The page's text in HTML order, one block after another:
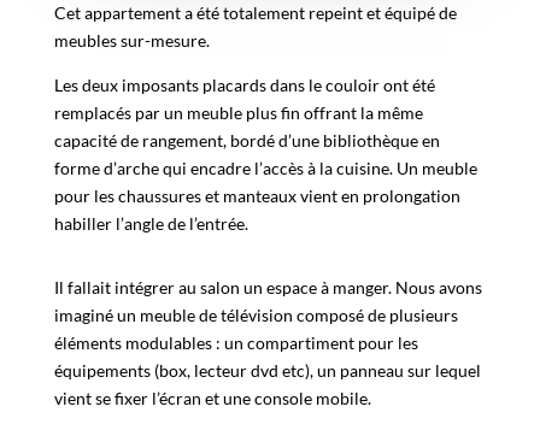
Cet appartement a été totalement repeint et équipé de
meubles sur-mesure.
Les deux imposants placards dans le couloir ont été
remplacés par un meuble plus fin offrant la même
capacité de rangement, bordé d’une bibliothèque en
forme d’arche qui encadre l’accès à la cuisine. Un meuble
pour les chaussures et manteaux vient en prolongation
habiller l’angle de l’entrée.
Il fallait intégrer au salon un espace à manger. Nous avons
imaginé un meuble de télévision composé de plusieurs
éléments modulables : un compartiment pour les
équipements (box, lecteur dvd etc), un panneau sur lequel
vient se fixer l’écran et une console mobile.